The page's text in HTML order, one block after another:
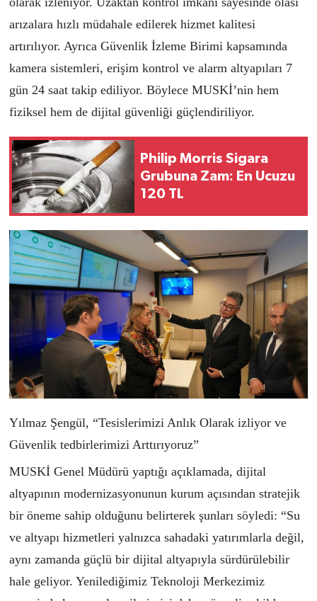
arızalara hızlı müdahale edilerek hizmet kalitesi
artırılıyor. Ayrıca Güvenlik İzleme Birimi kapsamında
kamera sistemleri, erişim kontrol ve alarm altyapıları 7
gün 24 saat takip ediliyor. Böylece MUSKİ’nin hem
fiziksel hem de dijital güvenliği güçlendiriliyor.
Philip Morris Sigara
Grubuna Zam: En Ucuzu
120 TL
Yılmaz Şengül, “Tesislerimizi Anlık Olarak izliyor ve
Güvenlik tedbirlerimizi Arttırıyoruz”
MUSKİ Genel Müdürü yaptığı açıklamada, dijital
altyapının modernizasyonunun kurum açısından stratejik
bir öneme sahip olduğunu belirterek şunları söyledi: “Su
ve altyapı hizmetleri yalnızca sahadaki yatırımlarla değil,
aynı zamanda güçlü bir dijital altyapıyla sürdürülebilir
hale geliyor. Yenilediğimiz Teknoloji Merkezimiz